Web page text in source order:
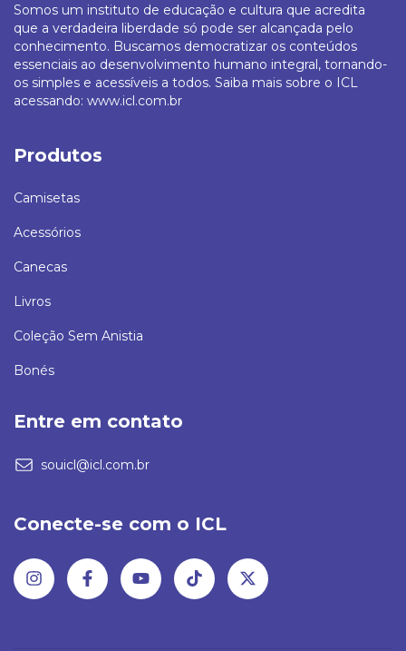
Somos um instituto de educação e cultura que acredita
que a verdadeira liberdade só pode ser alcançada pelo
conhecimento. Buscamos democratizar os conteúdos
essenciais ao desenvolvimento humano integral, tornando-
os simples e acessíveis a todos. Saiba mais sobre o ICL
acessando: www.icl.com.br
Produtos
Camisetas
Acessórios
Canecas
Livros
Coleção Sem Anistia
Bonés
Entre em contato
souicl@icl.com.br
Conecte-se com o ICL